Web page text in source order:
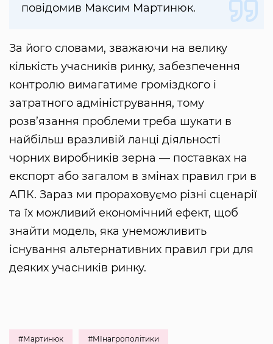
повідомив Максим Мартинюк.
За його словами, зважаючи на велику
кількість учасників ринку, забезпечення
контролю вимагатиме громіздкого і
затратного адміністрування, тому
розв’язання проблеми треба шукати в
найбільш вразливій ланці діяльності
чорних виробників зерна — поставках на
експорт або загалом в змінах правил гри в
АПК. Зараз ми прораховуємо різні сценарії
та їх можливий економічний ефект, щоб
знайти модель, яка унеможливить
існування альтернативних правил гри для
деяких учасників ринку.
#Мартинюк #МІнагрополітики